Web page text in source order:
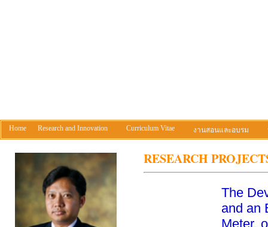
Home Research and Innovation Curriculum Vitae งานสอนและอบรม
RESEARCH
The
and an
Meter,